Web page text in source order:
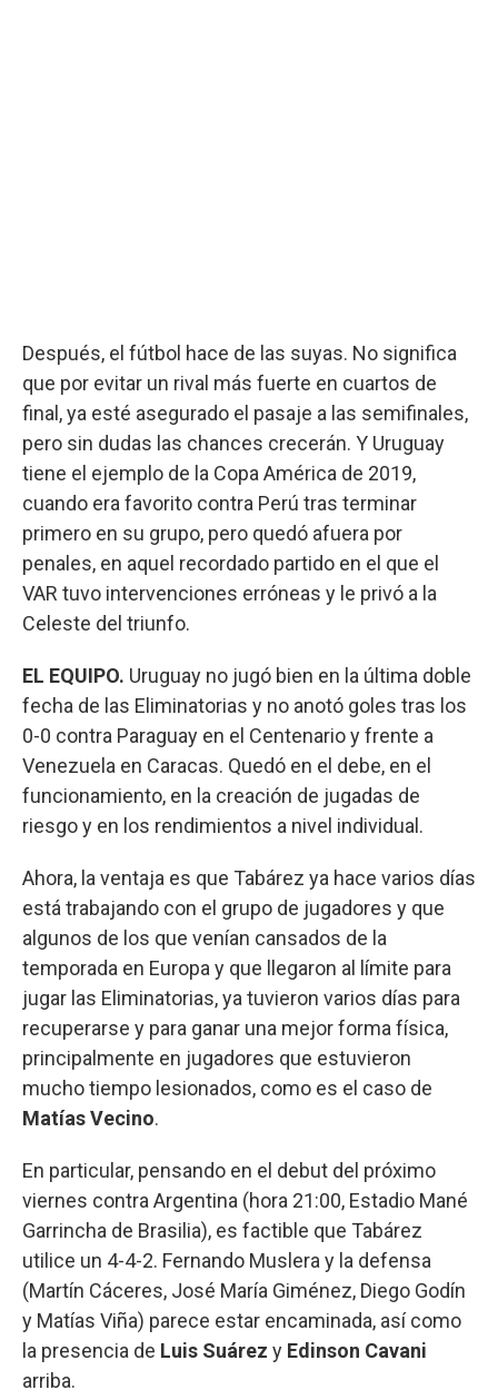
Después, el fútbol hace de las suyas. No significa
que por evitar un rival más fuerte en cuartos de
final, ya esté asegurado el pasaje a las semifinales,
pero sin dudas las chances crecerán. Y Uruguay
tiene el ejemplo de la Copa América de 2019,
cuando era favorito contra Perú tras terminar
primero en su grupo, pero quedó afuera por
penales, en aquel recordado partido en el que el
VAR tuvo intervenciones erróneas y le privó a la
Celeste del triunfo.
EL EQUIPO. Uruguay no jugó bien en la última doble
fecha de las Eliminatorias y no anotó goles tras los
0-0 contra Paraguay en el Centenario y frente a
Venezuela en Caracas. Quedó en el debe, en el
funcionamiento, en la creación de jugadas de
riesgo y en los rendimientos a nivel individual.
Ahora, la ventaja es que Tabárez ya hace varios días
está trabajando con el grupo de jugadores y que
algunos de los que venían cansados de la
temporada en Europa y que llegaron al límite para
jugar las Eliminatorias, ya tuvieron varios días para
recuperarse y para ganar una mejor forma física,
principalmente en jugadores que estuvieron
mucho tiempo lesionados, como es el caso de
Matías Vecino.
En particular, pensando en el debut del próximo
viernes contra Argentina (hora 21:00, Estadio Mané
Garrincha de Brasilia), es factible que Tabárez
utilice un 4-4-2. Fernando Muslera y la defensa
(Martín Cáceres, José María Giménez, Diego Godín
y Matías Viña) parece estar encaminada, así como
la presencia de Luis Suárez y Edinson Cavani
arriba.